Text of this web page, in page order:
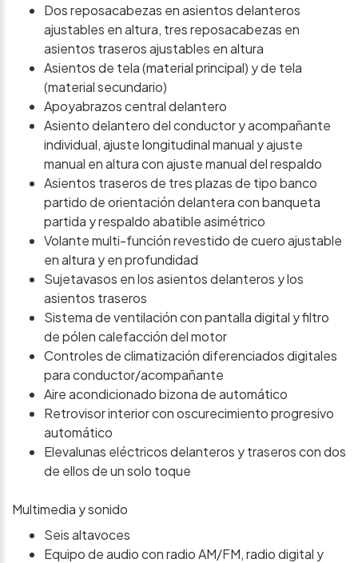
Dos reposacabezas en asientos delanteros
ajustables en altura, tres reposacabezas en
asientos traseros ajustables en altura
Asientos de tela (material principal) y de tela
(material secundario)
Apoyabrazos central delantero
Asiento delantero del conductor y acompañante
individual, ajuste longitudinal manual y ajuste
manual en altura con ajuste manual del respaldo
Asientos traseros de tres plazas de tipo banco
partido de orientación delantera con banqueta
partida y respaldo abatible asimétrico
Volante multi-función revestido de cuero ajustable
en altura y en profundidad
Sujetavasos en los asientos delanteros y los
asientos traseros
Sistema de ventilación con pantalla digital y filtro
de pólen calefacción del motor
Controles de climatización diferenciados digitales
para conductor/acompañante
Aire acondicionado bizona de automático
Retrovisor interior con oscurecimiento progresivo
automático
Elevalunas eléctricos delanteros y traseros con dos
de ellos de un solo toque
Multimedia y sonido
Seis altavoces
Equipo de audio con radio AM/FM, radio digital y